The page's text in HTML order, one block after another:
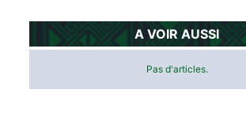
A VOIR AUSSI
Pas d'articles.